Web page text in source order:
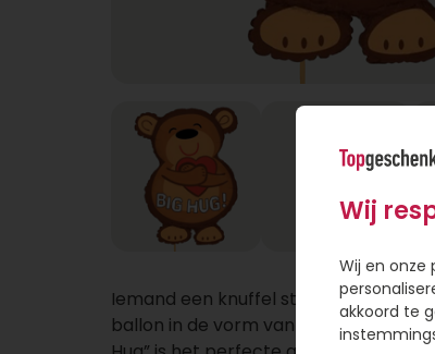
Iemand een knuffel sturen op
ballon in de vorm van een beer met
Wij
Wij en onze
akkoord te